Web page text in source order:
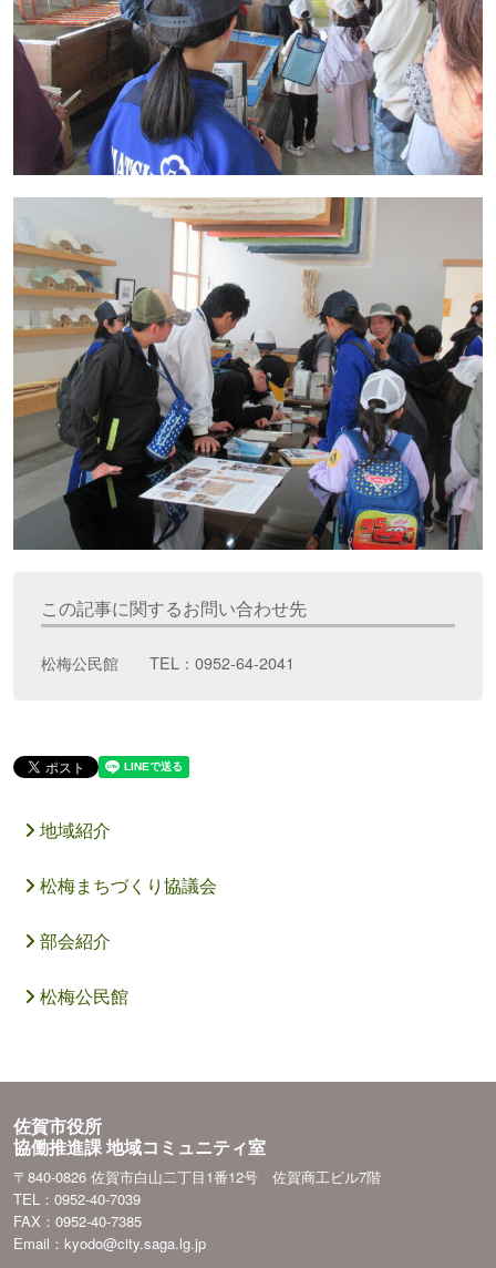
この記事に関するお問い合わせ先
松梅公民館 TEL：0952-64-2041
地域紹介
松梅まちづくり協議会
部会紹介
松梅公民館
佐賀市役所
協働推進課 地域コミュニティ室
〒840-0826 佐賀市白山二丁目1番12号 佐賀商工ビル7階
TEL：0952-40-7039
FAX：0952-40-7385
Email：kyodo@city.saga.lg.jp